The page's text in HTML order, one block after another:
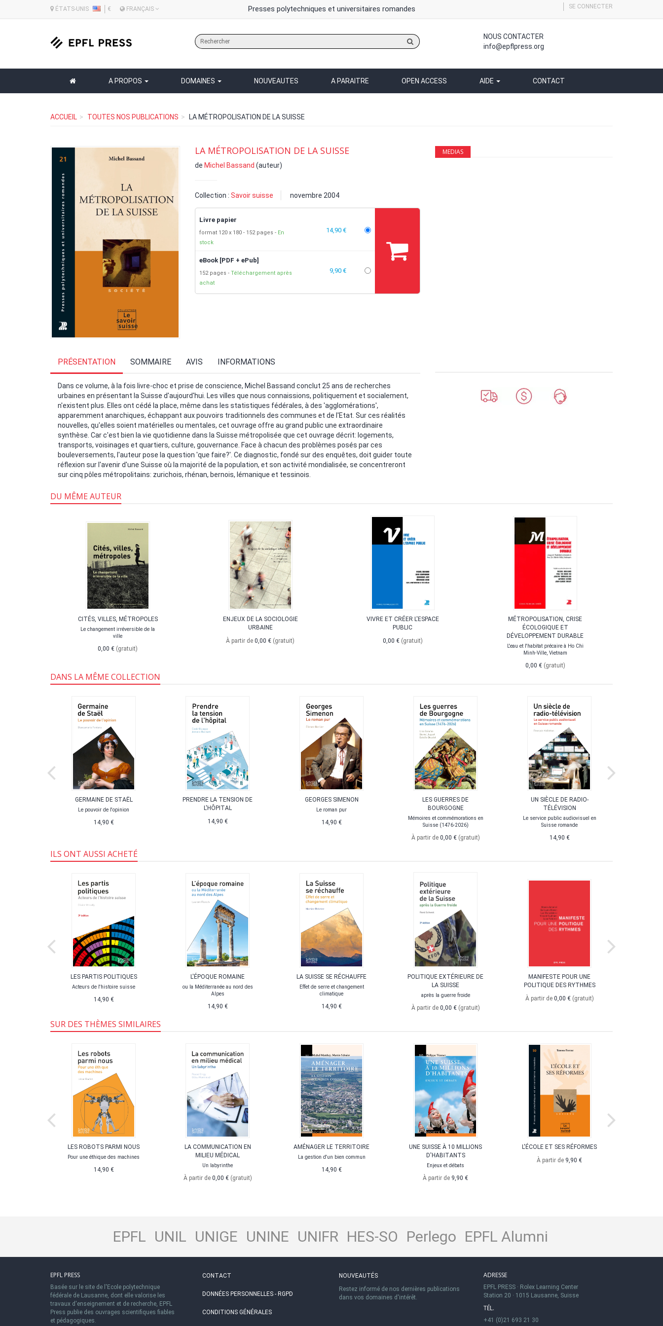
ÉTATS-UNIS € FRANÇAIS Presses polytechniques et universitaires romandes SE CONNECTER
sur
site
NOUS CONTACTER
info@epflpress.org
A PROPOS DOMAINES NOUVEAUTES A PARAITRE OPEN ACCESS AIDE CONTACT
ACCUEIL TOUTES NOS PUBLICATIONS LA MÉTROPOLISATION DE LA SUISSE
LA MÉTROPOLISATION DE LA SUISSE
de Michel Bassand (auteur)
Collection : Savoir suisse novembre 2004
Livre papier
format 120 x 180 152 pages
En
stock
14,90 €
eBook [PDF + ePub]
152 pages
Téléchargement après
achat
9,90 €
MEDIAS
PRÉSENTATION SOMMAIRE AVIS INFORMATIONS
Dans ce volume, à la fois livre-choc et prise de conscience, Michel Bassand conclut 25 ans de recherches
urbaines en présentant la Suisse d'aujourd'hui. Les villes que nous connaissions, politiquement et socialement,
n'existent plus. Elles ont cédé la place, même dans les statistiques fédérales, à des 'agglomérations',
apparemment anarchiques, échappant aux pouvoirs traditionnels des communes et de l'Etat. Sur ces réalités
nouvelles, qu'elles soient matérielles ou mentales, cet ouvrage offre au grand public une extraordinaire
synthèse. Car c'est bien la vie quotidienne dans la Suisse métropolisée que cet ouvrage décrit: logements,
transports, voisinages et quartiers, culture, gouvernance. Face à chacun des problèmes posés par ces
bouleversements, l'auteur pose la question 'que faire?'. Ce diagnostic, fondé sur des enquêtes, doit guider toute
réflexion sur l'avenir d'une Suisse où la majorité de la population, et son activité mondialisée, se concentreront
sur cinq pôles métropolitains: zurichois, rhénan, bernois, lémanique et tessinois.
DU MÊME AUTEUR
CITÉS, VILLES, MÉTROPOLES
Le changement irréversible de la
ville
0,00 € (gratuit)
ENJEUX DE LA SOCIOLOGIE
URBAINE
À partir de0,00 € (gratuit)
VIVRE ET CRÉER L'ESPACE
PUBLIC
0,00 € (gratuit)
MÉTROPOLISATION, CRISE
ÉCOLOGIQUE ET
DÉVELOPPEMENT DURABLE
L'eau et l'habitat précaire à Ho Chi
Minh-Ville, Vietnam
0,00 € (gratuit)
DANS LA MÊME COLLECTION
GERMAINE DE STAËL
Le pouvoir de l'opinion
14,90 €
PRENDRE LA TENSION DE
L'HÔPITAL
14,90 €
GEORGES SIMENON
Le roman pur
14,90 €
LES GUERRES DE
BOURGOGNE
Mémoires et commémorations en
Suisse (1476-2026)
À partir de 0,00 € (gratuit)
UN SIÈCLE DE RADIO-
TÉLÉVISION
Le service public audiovisuel en
Suisse romande
14,90 €
ILS ONT AUSSI ACHETÉ
LES PARTIS POLITIQUES
Acteurs de l'histoire suisse
14,90 €
L'ÉPOQUE ROMAINE
ou la Méditerranée au nord des
Alpes
14,90 €
LA SUISSE SE RÉCHAUFFE
Effet de serre et changement
climatique
14,90 €
POLITIQUE EXTÉRIEURE DE
LA SUISSE
après la guerre froide
À partir de 0,00 € (gratuit)
MANIFESTE POUR UNE
POLITIQUE DES RYTHMES
À partir de 0,00 € (gratuit)
SUR DES THÈMES SIMILAIRES
LES ROBOTS PARMI NOUS
Pour une éthique des machines
14,90 €
LA COMMUNICATION EN
MILIEU MÉDICAL
Un labyrinthe
À partir de 0,00 € (gratuit)
AMÉNAGER LE TERRITOIRE
La gestion d'un bien commun
14,90 €
UNE SUISSE À 10 MILLIONS
D'HABITANTS
Enjeux et débats
À partir de 9,90 €
L'ÉCOLE ET SES RÉFORMES
À partir de 9,90 €
EPFL UNIL UNIGE UNINE UNIFR HES-SO Perlego EPFL Alumni
EPFL PRESS
Basée sur le site de l'Ecole polytechnique
fédérale de Lausanne, dont elle valorise les
travaux d'enseignement et de recherche, EPFL
Press publie des ouvrages scientifiques fiables
et pédagogiques.
CONTACT
DONNÉES PERSONNELLES - RGPD
CONDITIONS GÉNÉRALES
NOUVEAUTÉS
Restez informé de nos dernières publications
dans vos domaines d'intérêt.
ADRESSE
EPFL PRESS · Rolex Learning Center
Station 20 · 1015 Lausanne, Suisse
TÉL.
+41 (0)21 693 21 30